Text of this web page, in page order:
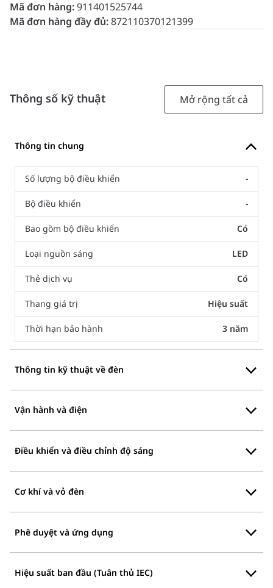
Mã đơn hàng:911401525744
Mã đơn hàng đầy đủ:872110370121399
Thông số kỹ thuật Mở rộng tất cả
Thông tin chung
Số lượng bộ điều khiển -
Bộ điều khiển -
Bao gồm bộ điều khiển Có
Loại nguồn sáng LED
Thẻ dịch vụ Có
Thang giá trị Hiệu suất
Thời hạn bảo hành 3 năm
Thông tin kỹ thuật về đèn
Vận hành và điện
Điều khiển và điều chỉnh độ sáng
Cơ khí và vỏ đèn
Phê duyệt và ứng dụng
Hiệu suất ban đầu (Tuân thủ IEC)